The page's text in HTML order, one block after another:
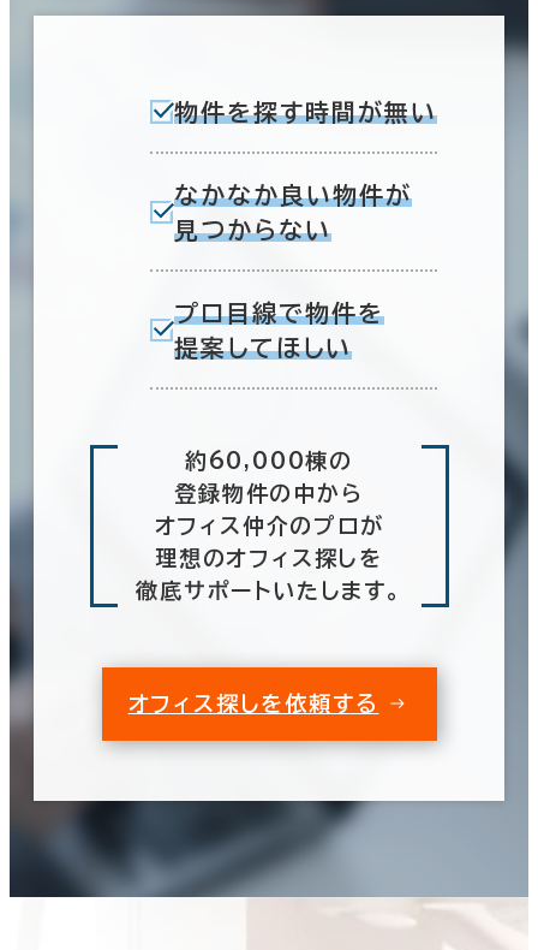
物件を探す時間が無い
なかなか良い物件が
見つからない
プロ目線で物件を
提案してほしい
約60,000棟の
登録物件の中から
オフィス仲介のプロが
理想のオフィス探しを
徹底サポートいたします。
オフィス探しを依頼する